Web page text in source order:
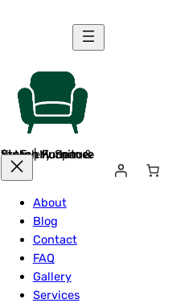
Yi Mun Furniture Store | Modern & Stylish Furniture for Every Space
About
Blog
Contact
FAQ
Gallery
Services